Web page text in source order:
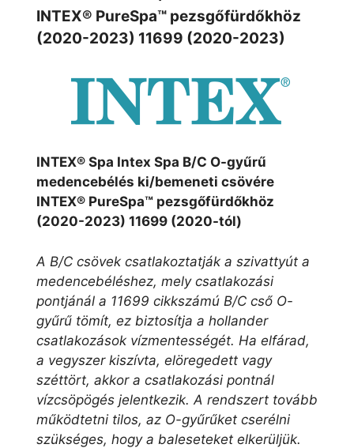
INTEX® PureSpa™ pezsgőfürdőkhöz
(2020-2023) 11699 (2020-2023)
INTEX® Spa Intex Spa B/C O-gyűrű
medencebélés ki/bemeneti csövére
INTEX® PureSpa™ pezsgőfürdőkhöz
(2020-2023) 11699 (2020-tól)
A B/C csövek csatlakoztatják a szivattyút a
medencebéléshez, mely csatlakozási
pontjánál a 11699 cikkszámú B/C cső O-
gyűrű tömít, ez biztosítja a hollander
csatlakozások vízmentességét. Ha elfárad,
a vegyszer kiszívta, elöregedett vagy
széttört, akkor a csatlakozási pontnál
vízcsöpögés jelentkezik. A rendszert tovább
működtetni tilos, az O-gyűrűket cserélni
szükséges, hogy a baleseteket elkerüljük.